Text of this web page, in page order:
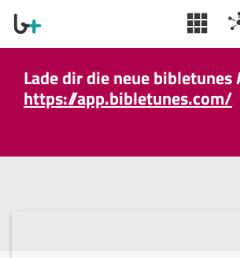
Lade dir die neue bibletunes
https://app.bibletunes.com/